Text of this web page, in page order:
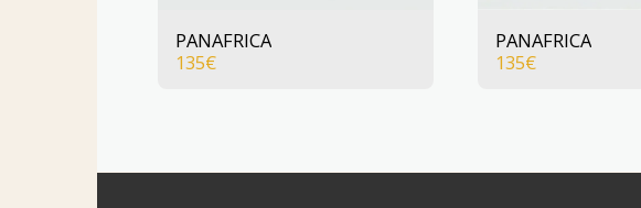
PANAFRICA
135€
PANAFRICA
135€